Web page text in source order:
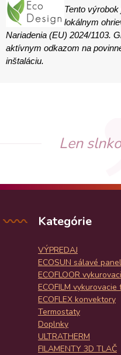
Tento
lokálnym
Nariadenia (EU) 2024/1103.
aktívnym odkazom na
inštaláciu.
Len
Kategórie
VÝPREDAJ
ECOSUN sálavé
ECOFLOOR
ECOFILM vykurovacie
ECOFLEX konvektory
Termostaty
Doplnky
ULTRATHERM
FILAMENTY 3D TLAČ